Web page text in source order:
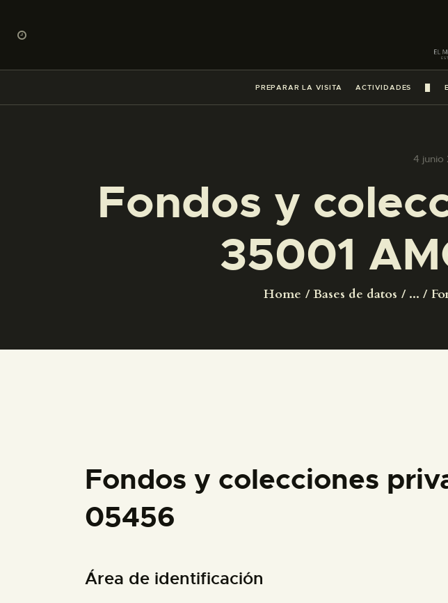
PREPARAR LA VISITA ACTIVIDADES
4 junio
Fondos y
35001
Home Bases de datos ...
PREPARAR LA
ACTIVIDADES
█
COLECCIONES
DIDÁCTICA
ESPAÑOL
Fondos y colecciones
05456
Área de identificación